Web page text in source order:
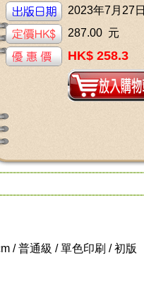
2023年7月27日
287.00 元
HK$ 258.3
/ 普通級 / 單色印刷 / 初版